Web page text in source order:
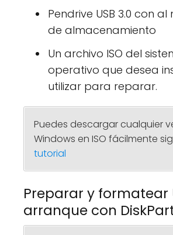
Pendrive USB 3.0 con al
de almacenamiento
Un archivo ISO del
operativo que desea
utilizar para reparar.
Puedes descargar cualquier
Windows en ISO fácilmente
tutorial
Preparar y formatear
arranque con